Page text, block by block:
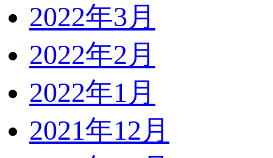
2022年3月
2022年2月
2022年1月
2021年12月